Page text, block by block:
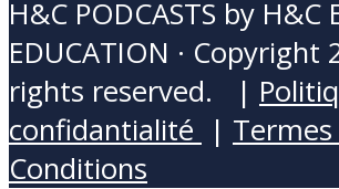
H&C PODCASTS by H&C
EDUCATION · Copyright
rights reserved. |
confidantialité |
Conditions